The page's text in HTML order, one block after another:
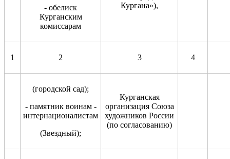
- обелиск
Курганским
комиссарам
Кургана»),
1 2 3 4
(городской сад);
- памятник воинам -
интернационалистам
(Звездный);
Курганская
организация Союза
художников России
(по согласованию)